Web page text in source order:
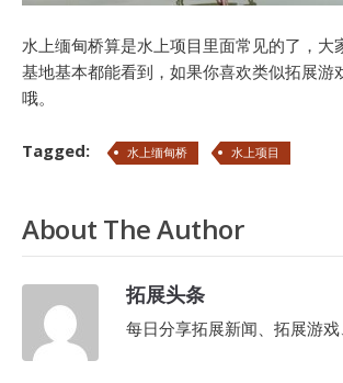
水上缅甸桥算是水上项目里面常见的了，大
基地基本都能看到，如果你喜欢类似拓展游
哦。
Tagged: 水上缅甸桥 水上项目
About The Author
拓展头条
每日分享拓展新闻、拓展游